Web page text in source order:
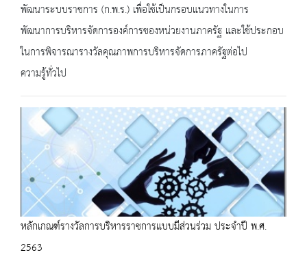
พัฒนาระบบราชการ (ก.พ.ร.) เพื่อใช้เป็นกรอบแนวทางในการ
พัฒนาการบริหารจัดการองค์การของหน่วยงานภาครัฐ และใช้ประกอบ
ในการพิจารณารางวัลคุณภาพการบริหารจัดการภาครัฐต่อไป
ความรู้ทั่วไป
หลักเกณฑ์รางวัลการบริหารราชการแบบมีส่วนร่วม ประจำปี พ.ศ.
2563